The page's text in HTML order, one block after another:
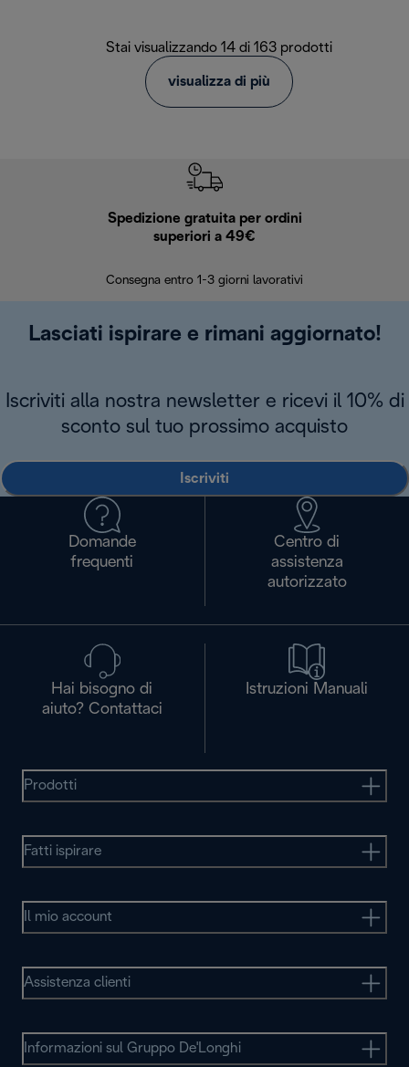
Stai visualizzando 14 di 163 prodotti
visualizza di più
Spedizione gratuita per ordini
superiori a 49€
Consegna entro 1-3 giorni lavorativi
Lasciati ispirare e rimani aggiornato!
Iscriviti alla nostra newsletter e ricevi il 10% di
sconto sul tuo prossimo acquisto
Iscriviti
Domande
frequenti
Centro di
assistenza
autorizzato
Hai bisogno di
aiuto? Contattaci
Istruzioni Manuali
Prodotti
Fatti ispirare
Il mio account
Assistenza clienti
Informazioni sul Gruppo De'Longhi